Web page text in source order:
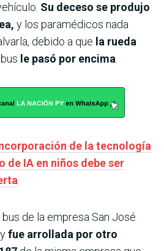
Su deceso se produjo
y los paramédicos nada
debido a que la rueda
le pasó por encima
de la tecnología
de IA en niños debe ser
de la empresa San José
fue arrollada por otro